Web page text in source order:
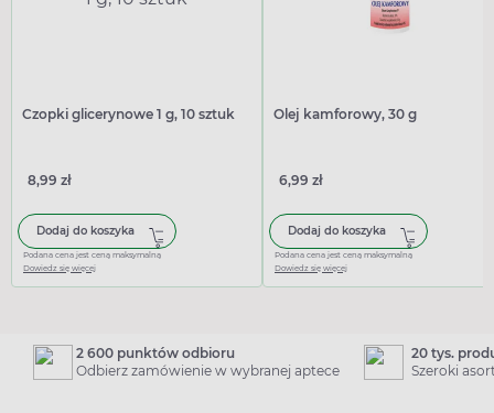
Czopki glicerynowe 1 g, 10 sztuk
8,99 zł
Dodaj do koszyka
Podana cena jest ceną maksymalną
Dowiedz się więcej
Olej kamforowy, 30 g
6,99 zł
Dodaj do koszyka
Podana cena jest ceną maksymalną
Dowiedz się więcej
2 600 punktów odbioru
Odbierz zamówienie w wybranej aptece
20 tys.
Szeroki